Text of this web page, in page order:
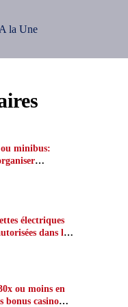
A la Une
minibus:
France
électriques
dans le
ou moins en
bonus casino